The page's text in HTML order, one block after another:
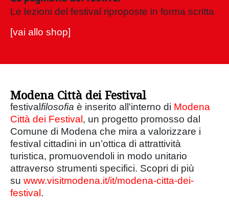
Le lezioni del festival riproposte in forma scritta
Modena Città dei Festival
festivalfilosofiaè inserito all'interno diModena
Città dei Festival, un progetto promosso dal
Comune di Modena che mira a valorizzare i
festival cittadini in un’ottica di attrattività
turistica, promuovendoli in modo unitario
attraverso strumenti specifici. Scopri di più